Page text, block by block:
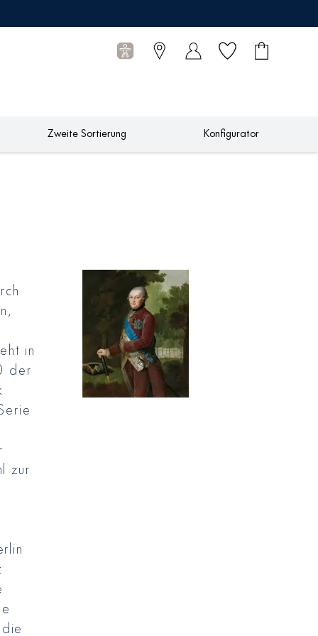
Wunschliste
Warenkorb
0
Zweite Sortierung Konfigurator
in
der
zur